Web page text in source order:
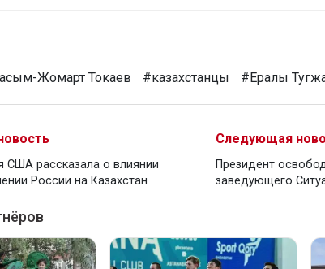
Жомарт Токаев #казахстанцы #Ералы
США рассказала о влиянии
России на Казахстан
Следующая
Президент
заведующего